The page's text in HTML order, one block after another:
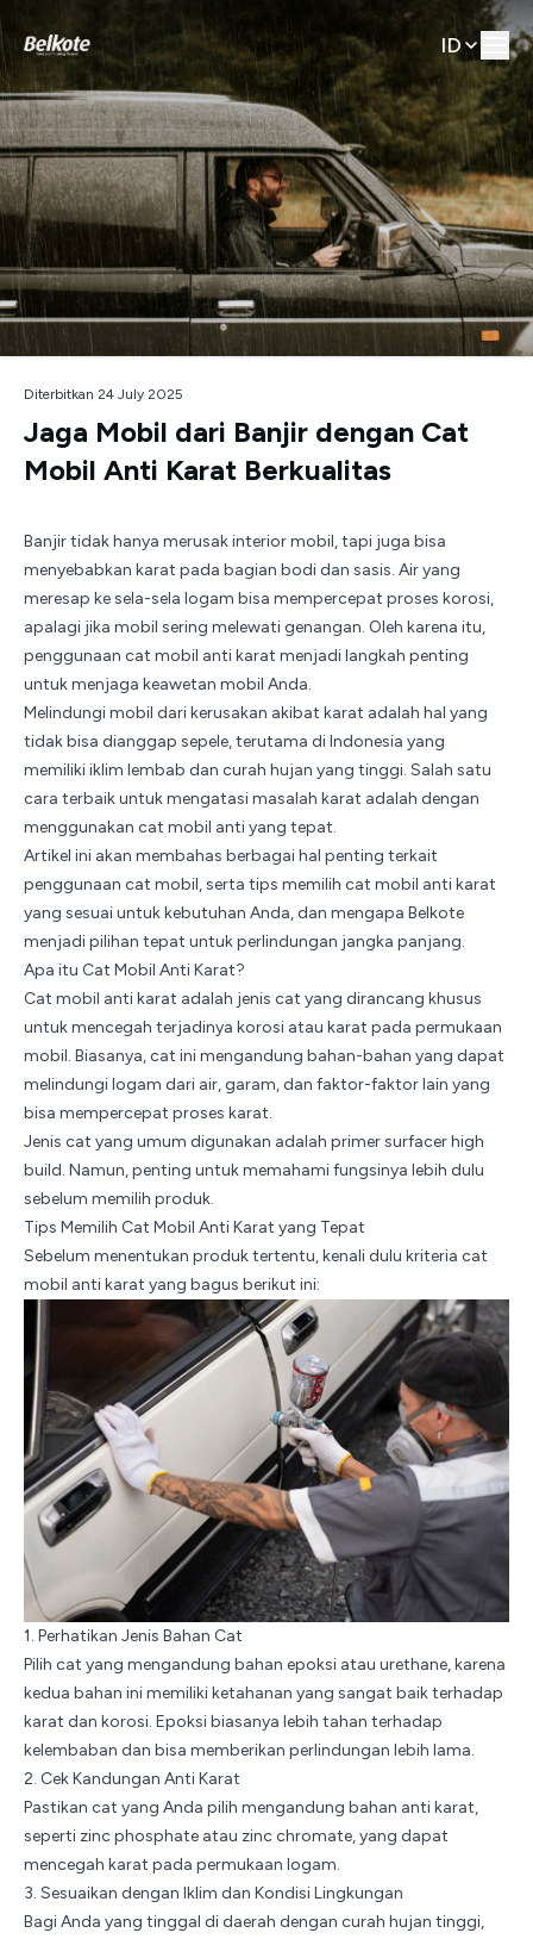
ID
Diterbitkan 24 July 2025
Jaga Mobil dari Banjir dengan Cat
Mobil Anti Karat Berkualitas
Banjir tidak hanya merusak interior mobil, tapi juga bisa
menyebabkan karat pada bagian bodi dan sasis. Air yang
meresap ke sela-sela logam bisa mempercepat proses korosi,
apalagi jika mobil sering melewati genangan. Oleh karena itu,
penggunaan cat mobil anti karat menjadi langkah penting
untuk menjaga keawetan mobil Anda.
Melindungi mobil dari kerusakan akibat karat adalah hal yang
tidak bisa dianggap sepele, terutama di Indonesia yang
memiliki iklim lembab dan curah hujan yang tinggi. Salah satu
cara terbaik untuk mengatasi masalah karat adalah dengan
menggunakan cat mobil anti yang tepat.
Artikel ini akan membahas berbagai hal penting terkait
penggunaan cat mobil, serta tips memilih cat mobil anti karat
yang sesuai untuk kebutuhan Anda, dan mengapa Belkote
menjadi pilihan tepat untuk perlindungan jangka panjang.
Apa itu Cat Mobil Anti Karat?
Cat mobil anti karat adalah jenis cat yang dirancang khusus
untuk mencegah terjadinya korosi atau karat pada permukaan
mobil. Biasanya, cat ini mengandung bahan-bahan yang dapat
melindungi logam dari air, garam, dan faktor-faktor lain yang
bisa mempercepat proses karat.
Jenis cat yang umum digunakan adalah primer surfacer high
build. Namun, penting untuk memahami fungsinya lebih dulu
sebelum memilih produk.
Tips Memilih Cat Mobil Anti Karat yang Tepat
Sebelum menentukan produk tertentu, kenali dulu kriteria cat
mobil anti karat yang bagus berikut ini:
1. Perhatikan Jenis Bahan Cat
Pilih cat yang mengandung bahan epoksi atau urethane, karena
kedua bahan ini memiliki ketahanan yang sangat baik terhadap
karat dan korosi. Epoksi biasanya lebih tahan terhadap
kelembaban dan bisa memberikan perlindungan lebih lama.
2. Cek Kandungan Anti Karat
Pastikan cat yang Anda pilih mengandung bahan anti karat,
seperti zinc phosphate atau zinc chromate, yang dapat
mencegah karat pada permukaan logam.
3. Sesuaikan dengan Iklim dan Kondisi Lingkungan
Bagi Anda yang tinggal di daerah dengan curah hujan tinggi,